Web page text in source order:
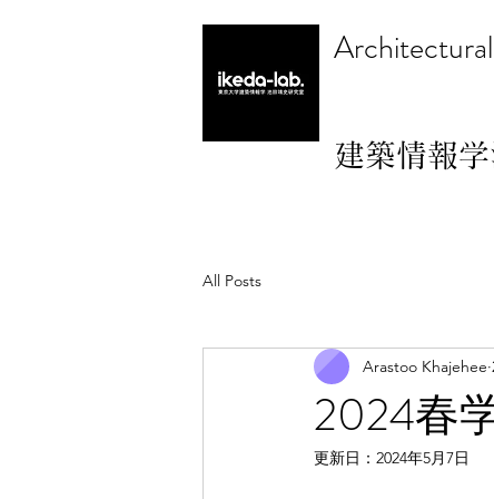
建築情報
All Posts
2024春
Arastoo Khajehee
更新日： 2024年5月7日